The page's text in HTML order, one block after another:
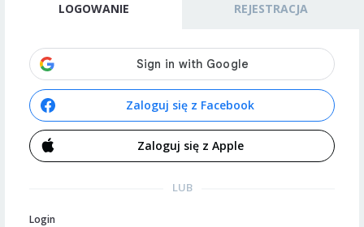
LOGOWANIE REJESTRACJA
Zaloguj się z Facebook
Zaloguj się z Apple
LUB
Login